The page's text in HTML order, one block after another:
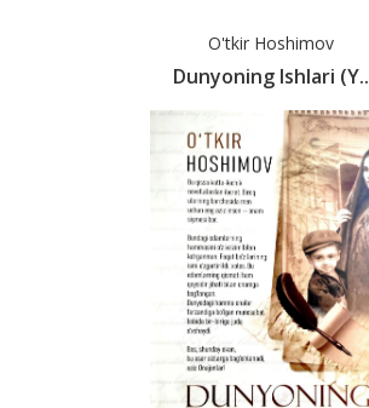
O'tkir Hoshimov
Dunyoning Ishlari (y..